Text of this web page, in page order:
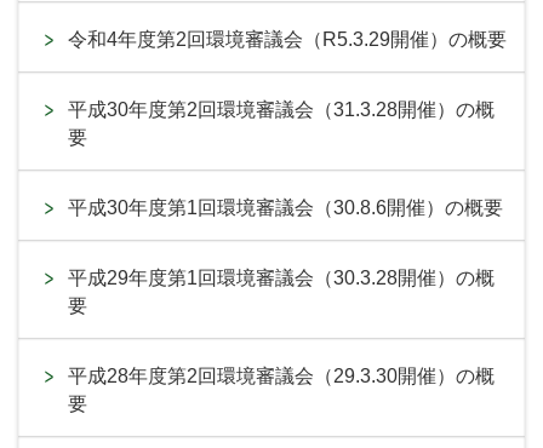
令和4年度第2回環境審議会（R5.3.29開催）の概要
平成30年度第2回環境審議会（31.3.28開催）の概
要
平成30年度第1回環境審議会（30.8.6開催）の概要
平成29年度第1回環境審議会（30.3.28開催）の概
要
平成28年度第2回環境審議会（29.3.30開催）の概
要